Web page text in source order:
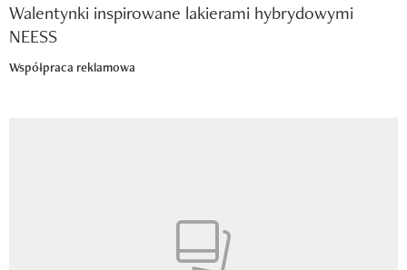
Walentynki inspirowane lakierami hybrydowymi
NEESS
Współpraca reklamowa